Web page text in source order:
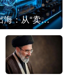
中国汽车出海：从“卖出去”到“走进去”